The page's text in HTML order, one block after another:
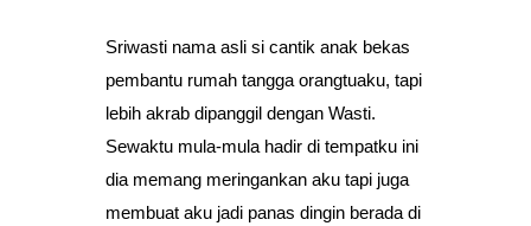
Sriwasti nama asli si cantik anak bekas
pembantu rumah tangga orangtuaku, tapi
lebih akrab dipanggil dengan Wasti.
Sewaktu mula-mula hadir di tempatku ini
dia memang meringankan aku tapi juga
membuat aku jadi panas dingin berada di